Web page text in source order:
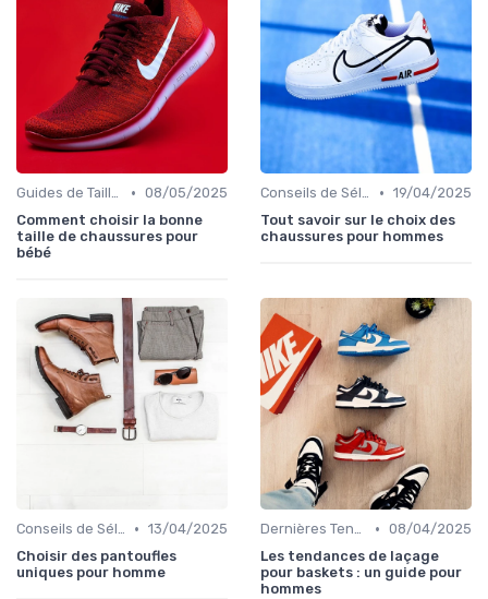
Guides de Tailles et Mesures • 08/05/2025
Comment choisir la bonne
taille de chaussures pour
bébé
Conseils de Sélection • 19/04/2025
Tout savoir sur le choix des
chaussures pour hommes
Conseils de Sélection • 13/04/2025
Choisir des pantoufles
uniques pour homme
Dernières Tendances • 08/04/2025
Les tendances de laçage
pour baskets : un guide pour
hommes